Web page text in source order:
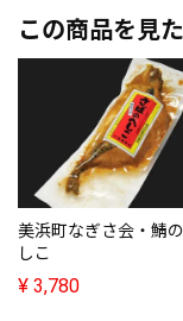
この商品を見
美浜町なぎさ会・鯖
しこ
¥ 3,780